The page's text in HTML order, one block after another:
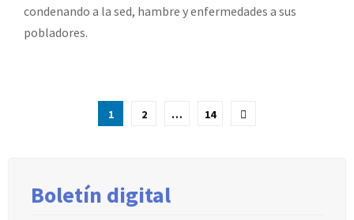
condenando a la sed, hambre y enfermedades a sus
pobladores.
Paginación
1 2 … 14
Boletín digital